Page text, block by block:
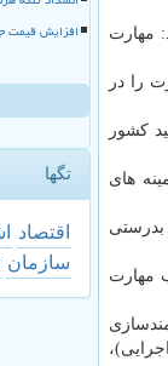
مهارت
را در
کشور
های
مهارت
افزایش قیمت
تگها
اقتصاد
سازمان